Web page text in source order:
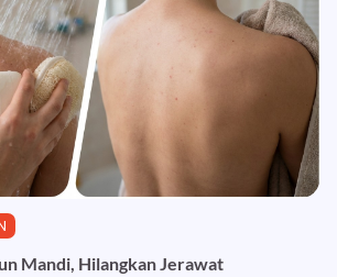
Mandi, Hilangkan Jerawat